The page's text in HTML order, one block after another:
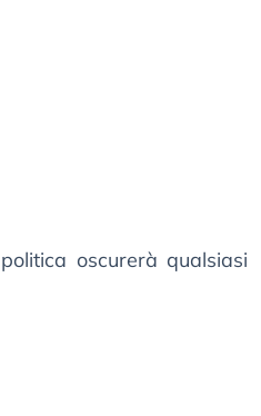
oscurerà qualsiasi